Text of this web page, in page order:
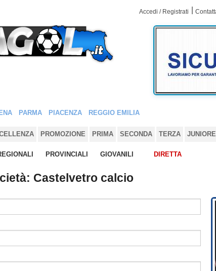
Accedi / Registrati
PARMA PIACENZA REGGIO EMILIA
PROMOZIONE PRIMA SECONDA TERZA
PROVINCIALI GIOVANILI DIRETTA
Castelvetro calcio